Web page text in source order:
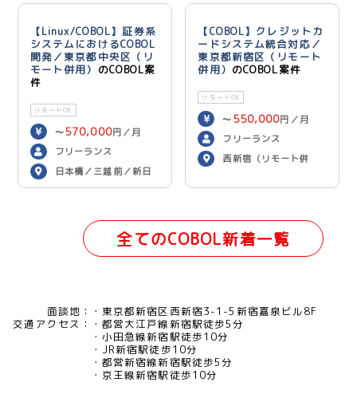
【Linux/COBOL】証券系
システムにおけるCOBOL
開発／東京都中央区（リ
モート併用） のCOBOL案
件
リモートOK
〜 570,000円／月
フリーランス
日本橋／三越前／新日
本橋（リモート併用）
【COBOL】クレジットカ
ードシステム統合対応／
東京都新宿区（リモート
併用） のCOBOL案件
リモートOK
〜 550,000円／月
フリーランス
西新宿（リモート併
全てのCOBOL新着一覧
面談地：
東京都新宿区西新宿3-1-5新宿嘉泉ビル8F
交通アクセス：
都営大江戸線新宿駅徒歩5分
小田急線新宿駅徒歩10分
JR新宿駅徒歩10分
都営新宿線新宿駅徒歩5分
京王線新宿駅徒歩10分